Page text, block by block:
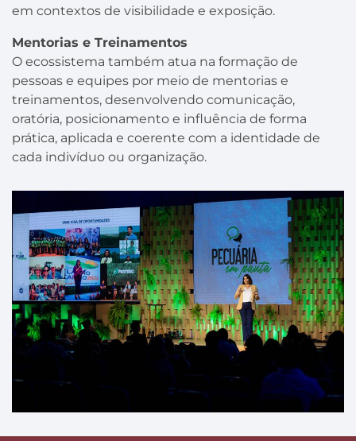
em contextos de visibilidade e exposição.
Mentorias e Treinamentos
O ecossistema também atua na formação de
pessoas e equipes por meio de mentorias e
treinamentos, desenvolvendo comunicação,
oratória, posicionamento e influência de forma
prática, aplicada e coerente com a identidade de
cada indivíduo ou organização.